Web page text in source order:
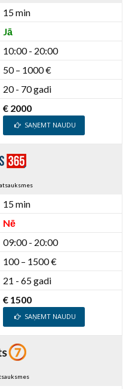
15 min
Jā
10:00 - 20:00
50 – 1000 €
20 - 70 gadi
€ 2000
SAŅEMT NAUDU
15 min
Nē
09:00 - 20:00
100 – 1500 €
21 - 65 gadi
€ 1500
SAŅEMT NAUDU